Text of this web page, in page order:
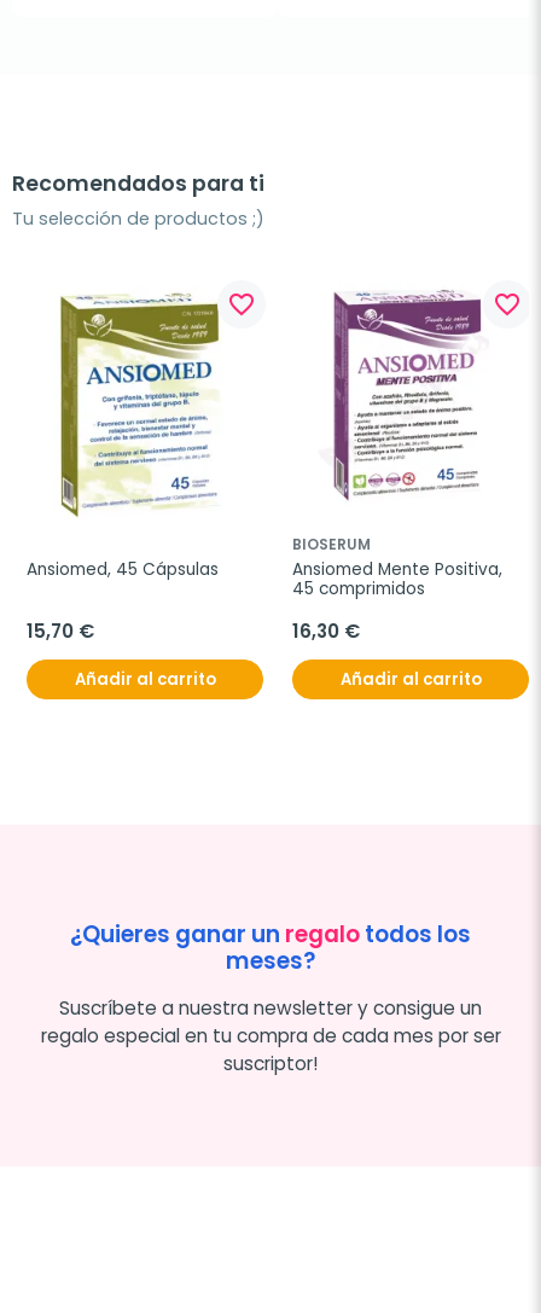
Recomendados para ti
Tu selección de productos ;)
favorite_border
Ansiomed, 45 Cápsulas
15,70 €
Añadir al carrito
favorite_border
BIOSERUM
Ansiomed Mente Positiva,
45 comprimidos
16,30 €
Añadir al carrito
¿Quieres ganar un regalotodos los
meses?
Suscríbete a nuestra newsletter y consigue un
regalo especial en tu compra de cada mes por ser
suscriptor!